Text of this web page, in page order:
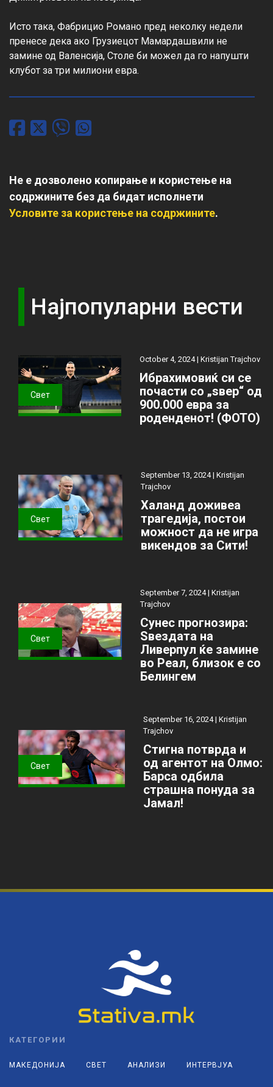
Исто така, Фабрицио Романо пред неколку недели
пренесе дека ако Грузиецот Мамардашвили не
замине од Валенсија, Столе би можел да го напушти
клубот за три милиони евра.
Не е дозволено копирање и користење на
содржините без да бидат исполнети
Условите за користење на содржините.
Најпопуларни вести
Свет
October 4, 2024 |Kristijan Trajchov
Ибрахимовиќ си се
почасти со „ѕвер“ од
900.000 евра за
роденденот! (ФОТО)
Свет
September 13, 2024 | Kristijan
Trajchov
Халанд доживеа
трагедија, постои
можност да не игра
викендов за Сити!
Свет
September 7, 2024 | Kristijan
Trajchov
Сунес прогнозира:
Ѕвездата на
Ливерпул ќе замине
во Реал, близок е со
Белингем
Свет
September 16, 2024 | Kristijan
Trajchov
Стигна потврда и
од агентот на Олмо:
Барса одбила
страшна понуда за
Јамал!
КАТЕГОРИИ
МАКЕДОНИЈА СВЕТ АНАЛИЗИ ИНТЕРВЈУА